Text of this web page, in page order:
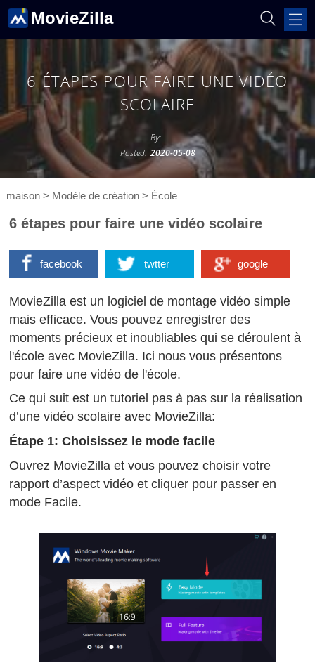
MovieZilla
6 ÉTAPES POUR FAIRE UNE VIDÉO
SCOLAIRE
By:
Posted: 2020-05-08
maison> Modèle de création> École
6 étapes pour faire une vidéo scolaire
facebook twtter google
MovieZilla est un logiciel de montage vidéo simple
mais efficace. Vous pouvez enregistrer des
moments précieux et inoubliables qui se déroulent à
l'école avec MovieZilla. Ici nous vous présentons
pour faire une vidéo de l'école.
Ce qui suit est un tutoriel pas à pas sur la réalisation
d’une vidéo scolaire avec MovieZilla:
Étape 1: Choisissez le mode facile
Ouvrez MovieZilla et vous pouvez choisir votre
rapport d’aspect vidéo et cliquer pour passer en
mode Facile.